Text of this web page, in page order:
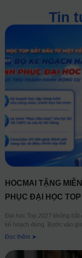
Tin
HOCMAI TẶNG
PHỤC ĐẠI HỌC
Đại học Top 2027 không bắt
kế hoạch đúng. Bước vào
Đọc thêm ➤